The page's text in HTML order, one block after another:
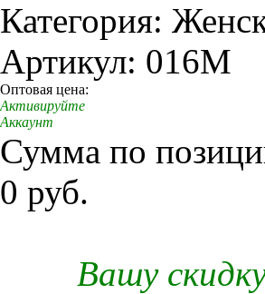
Категория:
Артикул: 016M
Оптовая цена:
Активируйте
Аккаунт
Сумма по
0 руб.
Вашу